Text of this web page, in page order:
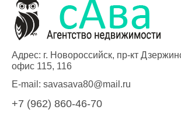
Адрес: г. Новороссийск, пр-кт
офис 115, 116
E-mail: savasava80@mail.ru
+7 (962) 860-46-70